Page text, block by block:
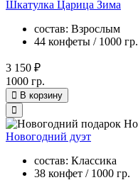
Шкатулка Царица Зима
состав: Взрослым
44 конфеты / 1000 гр.
3 150 ₽
1000 гр.
В корзину
Новогодний дуэт
состав: Классика
38 конфет / 1000 гр.